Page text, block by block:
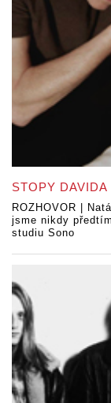
STOPY
ROZHOVOR |
jsme nikdy
studiu Sono